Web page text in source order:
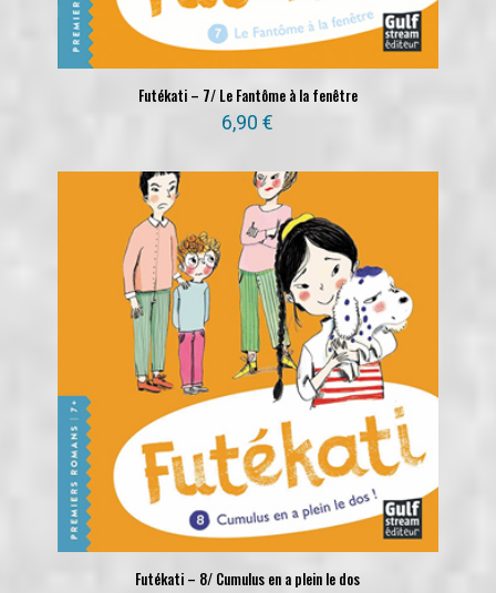
Futékati – 7/ Le Fantôme à la fenêtre
6,90€
Futékati – 8/ Cumulus en a plein le dos